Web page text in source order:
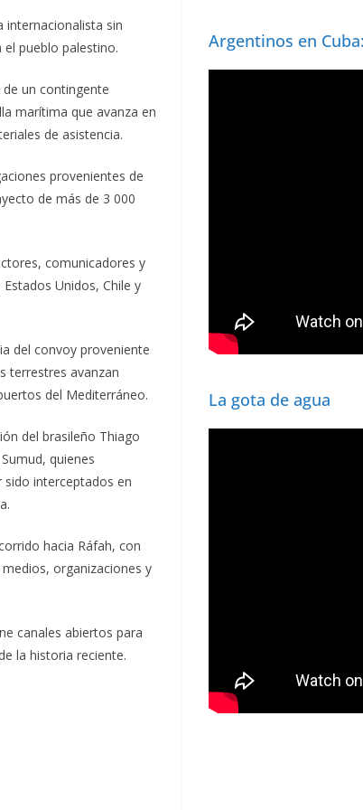
internacionalista sin
pueblo palestino.
un contingente
marítima que avanza en
de asistencia.
provenientes de
de más de 3 000
comunicadores y
Unidos, Chile y
del convoy proveniente
terrestres avanzan
del Mediterráneo.
del brasileño Thiago
quienes
sido interceptados en
hacia Ráfah, con
organizaciones y
canales abiertos para
la historia reciente.
Argentinos en
La gota de agua